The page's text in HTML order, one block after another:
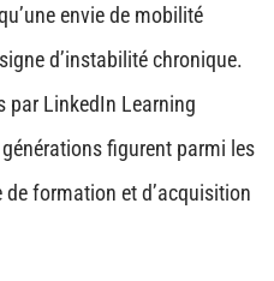
envie de mobilité
d’instabilité chronique.
par LinkedIn Learning
figurent parmi les
formation et d’acquisition